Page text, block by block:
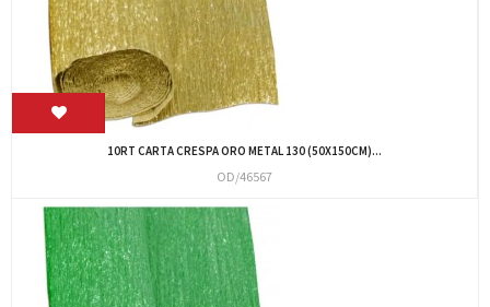
10RT CARTA CRESPA ORO METAL 130 (50X150CM)...
OD/46567